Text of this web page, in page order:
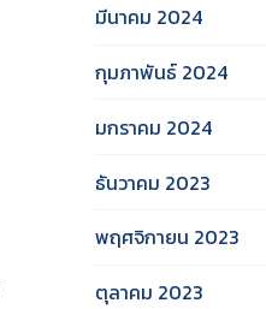
มีนาคม 2024
กุมภาพันธ์ 2024
มกราคม 2024
ธันวาคม 2023
พฤศจิกายน 2023
ตุลาคม 2023